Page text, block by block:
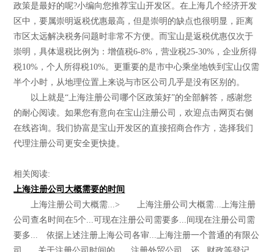
政策是最好的呢?小编向您推荐宝山开发区。在上海几个经济开发
区中，要属崇明返税优惠最高，但是崇明的缺点也很明显，距离
市区太远解决税务问题时非常不方便。而宝山是返税优惠仅次于
崇明，具体退税比例为：增值税6-8%，营业税25-30%，企业所得
税10%，个人所得税10%。更重要的是市中心乘坐地铁到宝山仅需
半个小时，从地理位置上来说与市区公司几乎是没有区别的。
以上就是“上海注册公司哪个区政策好”的全部解答，感谢您
的耐心阅读。如果您有意向在宝山注册公司，欢迎点击网页右侧
在线咨询。我们协富是宝山开发区的直接招商合作方，选择我们
代理注册公司更安全更快捷。
相关阅读:
上海注册公司大概需要的时间
上海注册公司大概需...> 上海注册公司大概需...上海注册
公司查名时间在5个...可现在注册公司需要多...间现在注册公司需
要多... 依据上述注册上海公司各审...上海注册一个普通的有限公